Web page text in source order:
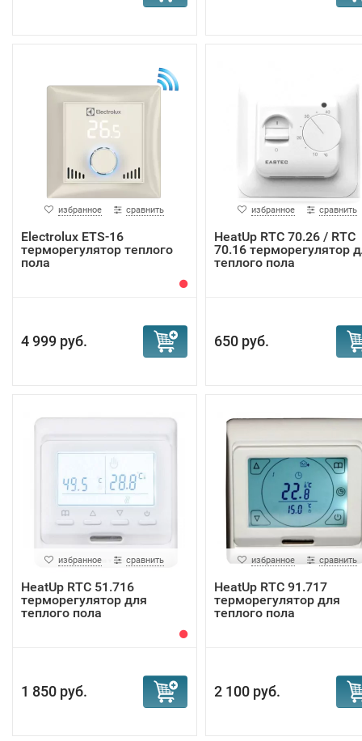
избранное сравнить
Electrolux ETS-16
терморегулятор теплого
пола
4 999 руб.
избранное сравнить
HeatUp RTC 70.26 / RTC
70.16 терморегулятор
теплого пола
650 руб.
избранное сравнить
HeatUp RTC 51.716
терморегулятор для
теплого пола
1 850 руб.
избранное сравнить
HeatUp RTC 91.717
терморегулятор для
теплого пола
2 100 руб.